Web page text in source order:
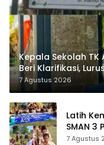
Kepala Sekolah TK
Beri Klarifikasi,
7 Agustus 2026
Latih
SMAN
dan
7 Agustus